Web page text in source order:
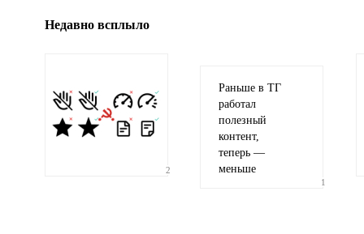
Недавно всплыло
2
Раньше в ТГ
работал
полезный
контент,
теперь —
меньше
1